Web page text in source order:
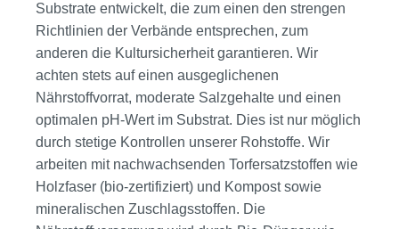
Substrate entwickelt, die zum einen den strengen
Richtlinien der Verbände entsprechen, zum
anderen die Kultursicherheit garantieren. Wir
achten stets auf einen ausgeglichenen
Nährstoffvorrat, moderate Salzgehalte und einen
optimalen pH-Wert im Substrat. Dies ist nur möglich
durch stetige Kontrollen unserer Rohstoffe. Wir
arbeiten mit nachwachsenden Torfersatzstoffen wie
Holzfaser (bio-zertifiziert) und Kompost sowie
mineralischen Zuschlagsstoffen. Die